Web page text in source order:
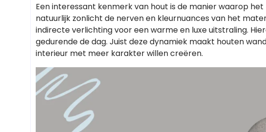
Een interessant kenmerk van hout is de manier waarop
natuurlijk zonlicht de nerven en kleurnuances van het
indirecte verlichting voor een warme en luxe uitstraling.
gedurende de dag. Juist deze dynamiek maakt houten
interieur met meer karakter willen creëren.